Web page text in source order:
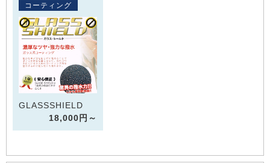
コーティング
GLASSSHIELD
18,000円～